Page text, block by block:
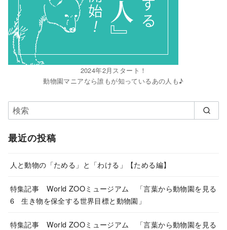
2024年2月スタート！
動物園マニアなら誰もが知っているあの人も♪
最近の投稿
人と動物の「ためる」と「わける」【ためる編】
特集記事 World ZOOミュージアム 「言葉から動物園を見る
6 生き物を保全する世界目標と動物園」
特集記事 World ZOOミュージアム 「言葉から動物園を見る